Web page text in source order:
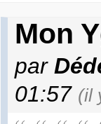
Mon
par
01:57 (il